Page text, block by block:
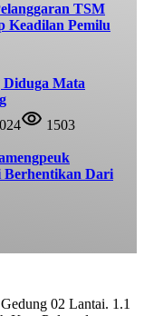
TSM
Keadilan Pemilu
Mata
1503
Berhentikan Dari
02 Lantai. 1.1